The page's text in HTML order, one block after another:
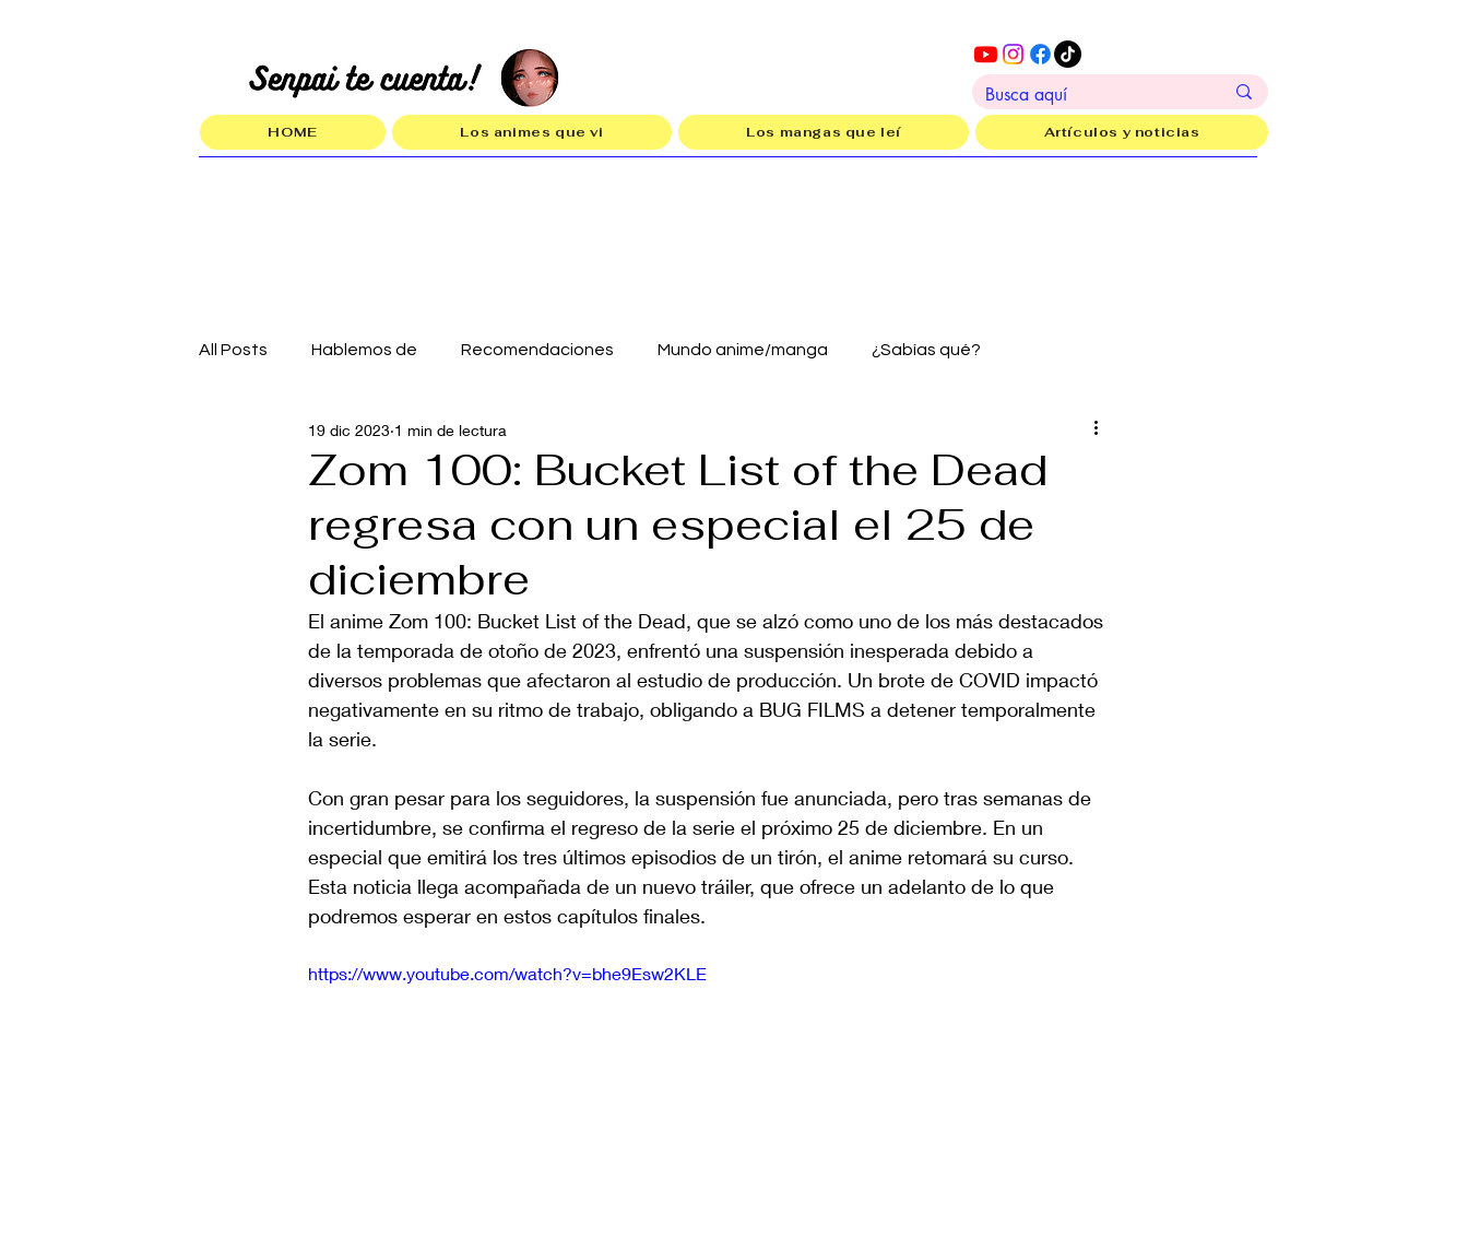
HOME Los animes que vi Los mangas que leí Artículos y noticias
All Posts Hablemos de Recomendaciones Mundo anime/manga ¿Sabías qué?
Zom 100: Bucket List of the Dead
regresa con un especial el 25 de
diciembre
19 dic 2023 1 min de lectura
El anime Zom 100: Bucket List of the Dead, que se alzó como uno de los más destacados
de la temporada de otoño de 2023, enfrentó una suspensión inesperada debido a
diversos problemas que afectaron al estudio de producción. Un brote de COVID impactó
negativamente en su ritmo de trabajo, obligando a BUG FILMS a detener temporalmente
la serie.
Con gran pesar para los seguidores, la suspensión fue anunciada, pero tras semanas de
incertidumbre, se confirma el regreso de la serie el próximo 25 de diciembre. En un
especial que emitirá los tres últimos episodios de un tirón, el anime retomará su curso.
Esta noticia llega acompañada de un nuevo tráiler, que ofrece un adelanto de lo que
podremos esperar en estos capítulos finales.
https://www.youtube.com/watch?v=bhe9Esw2KLE